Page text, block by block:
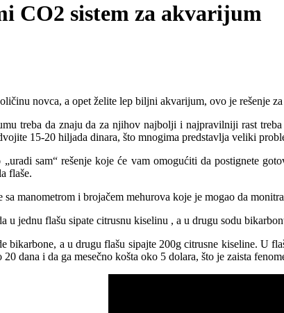
CO2 sistem za akvarijum
novca, a opet želite lep biljni akvarijum, ovo je rešenje za
treba da znaju da za njihov najbolji i najpravilniji rast
15-20 hiljada dinara, što mnogima predstavlja veliki
sam“ rešenje koje će vam omogućiti da postignete
flaše.
sa manometrom i brojačem mehurova koje je mogao da
u jednu flašu sipate citrusnu kiselinu , a u drugu sodu
bikarbone, a u drugu flašu sipajte 200g citrusne kiseline. U
dana i da ga mesečno košta oko 5 dolara, što je zaista